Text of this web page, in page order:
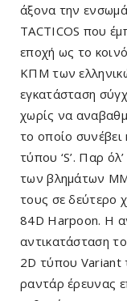
άξονα την
TACTICOS που
εποχή ως το
ΚΠΜ των
εγκατάσταση
χωρίς να
το οποίο
τύπου ‘S’. Παρ
των βλημάτων
τους σε δεύτερο
84D Harpoon. Η
αντικατάσταση
2D τύπου Variant
ραντάρ έρευνας